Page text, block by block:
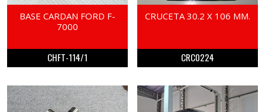
BASE CARDAN FORD F-
7000
CHFT-114/1
CRUCETA 30.2 X 106 MM.
CRC0224